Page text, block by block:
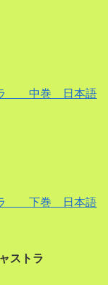
ラ 中巻 日本語
ラ 下巻 日本語
ストラ